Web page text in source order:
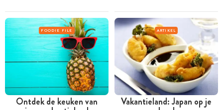
FOODIE FILE
Ontdek de keuken van
ARTIKEL
Vakantieland: Japan op je